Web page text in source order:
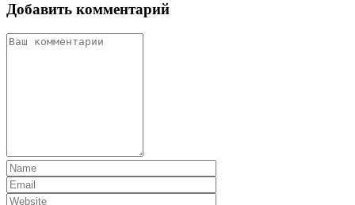
Добавить комментарий